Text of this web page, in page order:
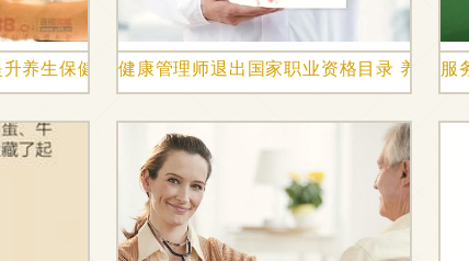
配图 1242像素 千图网
养生保健服务竞争力健康管理师退出国家职业资格目录 养生保
服